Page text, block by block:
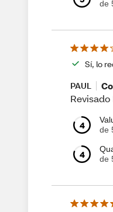
de
Sí, lo
PAUL
4
de
4
de